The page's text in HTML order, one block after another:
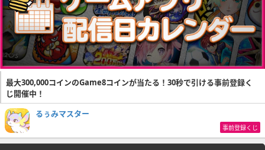
最大300,000コインのGame8コインが当たる！30秒で引ける事前登録く
じ開催中！
るぅみマスター
事前登録くじ